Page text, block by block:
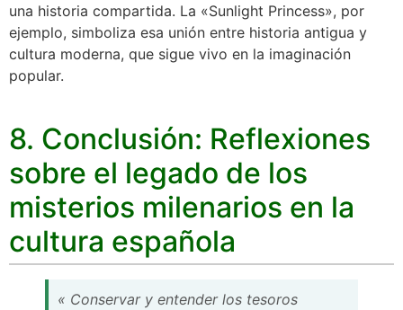
una historia compartida. La «Sunlight Princess», por
ejemplo, simboliza esa unión entre historia antigua y
cultura moderna, que sigue vivo en la imaginación
popular.
8. Conclusión: Reflexiones
sobre el legado de los
misterios milenarios en la
cultura española
« Conservar y entender los tesoros